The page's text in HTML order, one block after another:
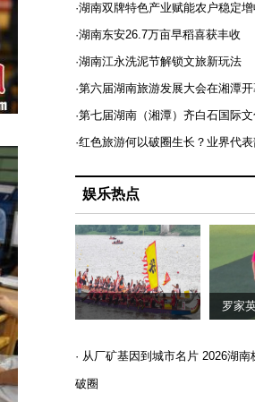
·湖南双牌特色产业赋能农户稳定增
·湖南东安26.7万亩早稻喜获丰收
·湖南江永洗泥节解锁文旅新玩法
·第六届湖南旅游发展大会在湘潭
·第七届湖南（湘潭）齐白石国际
·红色旅游何以破圈生长？业界代
娱乐热点
罗家
· 从厂矿基因到城市名片 2026湖南
破圈